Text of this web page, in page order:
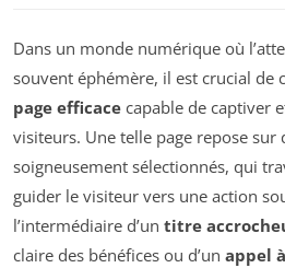
Dans un monde numérique où
souvent éphémère, il est crucial de
page efficace capable de captiver
visiteurs. Une telle page repose sur
soigneusement sélectionnés, qui
guider le visiteur vers une action
l’intermédiaire d’un titre
claire des bénéfices ou d’un appel